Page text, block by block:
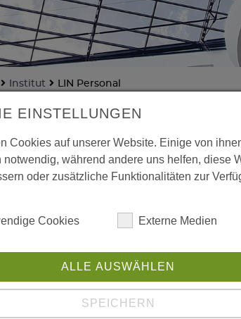
Institut LIN Personal
EINSTELLUNGEN
Cookies auf unserer Website. Einige von
notwendig, während andere uns helfen, diese
oder zusätzliche Funktionalitäten zur
Cookies Externe Medien
ALLE AUSWÄHLEN
SPEICHERN